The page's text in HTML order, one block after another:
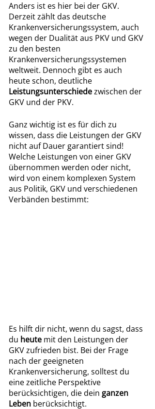
Anders ist es hier bei der GKV.
Derzeit zählt das deutsche
Krankenversicherungssystem, auch
wegen der Dualität aus PKV und GKV
zu den besten
Krankenversicherungssystemen
weltweit. Dennoch gibt es auch
heute schon, deutliche
Leistungsunterschiede zwischen der
GKV und der PKV.
Ganz wichtig ist es für dich zu
wissen, dass die Leistungen der GKV
nicht auf Dauer garantiert sind!
Welche Leistungen von einer GKV
übernommen werden oder nicht,
wird von einem komplexen System
aus Politik, GKV und verschiedenen
Verbänden bestimmt:
Es hilft dir nicht, wenn du sagst, dass
du heute mit den Leistungen der
GKV zufrieden bist. Bei der Frage
nach der geeigneten
Krankenversicherung, solltest du
eine zeitliche Perspektive
berücksichtigen, die dein ganzen
Leben berücksichtigt.